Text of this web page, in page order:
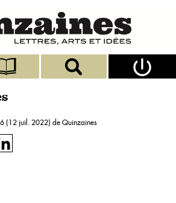
(12 juil. 2022) de Quinzaines